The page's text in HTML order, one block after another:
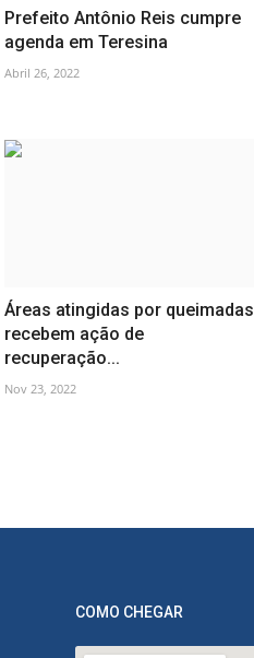
Prefeito Antônio Reis cumpre
agenda em Teresina
Abril 26, 2022
Áreas atingidas por queimadas
recebem ação de
recuperação...
Nov 23, 2022
COMO CHEGAR